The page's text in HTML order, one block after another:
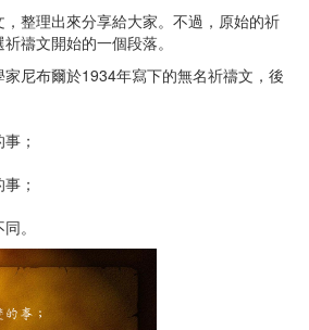
整理出來分享給大家。不過，原始的祈
禱文開始的一個段落。
尼布爾於1934年寫下的無名祈禱文，後
；
；
。